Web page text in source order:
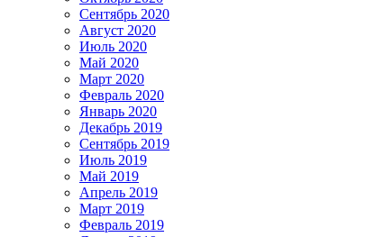
Сентябрь 2020
Август 2020
Июль 2020
Май 2020
Март 2020
Февраль 2020
Январь 2020
Декабрь 2019
Сентябрь 2019
Июль 2019
Май 2019
Апрель 2019
Март 2019
Февраль 2019